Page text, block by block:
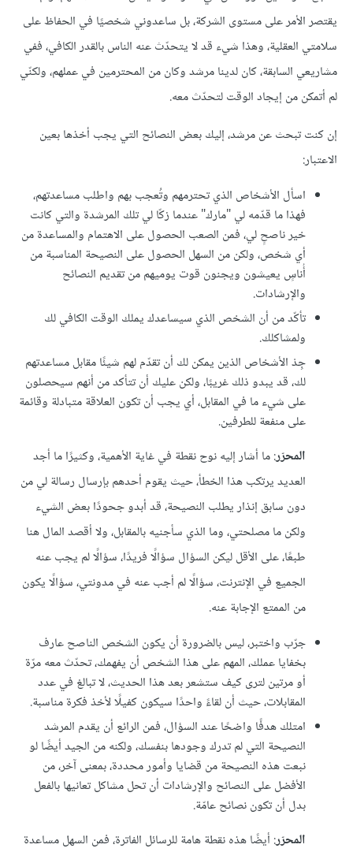
يقتصر الأمر على مستوى الشركة، بل ساعدوني شخصيًا في الحفاظ على
سلامتي العقلية، وهذا شيء قد لا يتحدّث عنه الناس بالقدر الكافي، ففي
مشاريعي السابقة، كان لدينا مرشد وكان من المحترمين في عملهم، ولكنّي
لم أتمكن من إيجاد الوقت لتحدّث معه.
إن كنت تبحث عن مرشد، إليك بعض النصائح التي يجب أخذها بعين
الاعتبار:
اسأل الأشخاص الذي تحترمهم وتُعجب بهم واطلب مساعدتهم،
فهذا ما قدّمه لي "مارك" عندما زكّا لي تلك المرشدة والتي كانت
خير ناصحٍ لي، فمن الصعب الحصول على الاهتمام والمساعدة من
أي شخص، ولكن من السهل الحصول على النصيحة المناسبة من
أُناسٍ يعيشون ويجنون قوت يوميهم من تقديم النصائح
والإرشادات.
تأكّد من أن الشخص الذي سيساعدك يملك الوقت الكافي لك
ولمشاكلك.
جِدْ الأشخاص الذين يمكن لك أن تقدّم لهم شيئًا مقابل مساعدتهم
لك، قد يبدو ذلك غريبًا، ولكن عليك أن تتأكد من أنهم سيحصلون
على شيء ما في المقابل، أي يجب أن تكون العلاقة متبادلة وقائمة
على منفعة للطرفين.
المحرّر: ما أشار إليه نوح نقطة في غاية الأهمية، وكثيرًا ما أجد
العديد يرتكب هذا الخطأ، حيث يقوم أحدهم بإرسال رسالة لي من
دون سابق إنذار يطلب النصيحة، قد أبدو جحودًا بعض الشيء
ولكن ما مصلحتي، وما الذي سأجنيه بالمقابل، ولا أقصد المال هنا
طبعًا، على الأقل ليكن السؤال سؤالًا فريدًا، سؤالًا لم يجب عنه
الجميع في الإنترنت، سؤالًا لم أجب عنه في مدونتي، سؤالًا يكون
من الممتع الإجابة عنه.
جرّب واختبر، ليس بالضرورة أن يكون الشخص الناصح عارف
بخفايا عملك، المهم على هذا الشخص أن يفهمك، تحدّث معه مرّة
أو مرتين لترى كيف ستشعر بعد هذا الحديث، لا تبالغ في عدد
المقابلات، حيث أن لقاءً واحدًا سيكون كفيلًا لأخذ فكرة مناسبة.
امتلك هدفًا واضحًا عند السؤال، فمن الرائع أن يقدم المرشد
النصيحة التي لم تدرك وجودها بنفسك، ولكنه من الجيد أيضًا لو
نبعت هذه النصيحة من قضايا وأمور محددة، بمعنى آخر، من
الأفضل على النصائح والإرشادات أن تحل مشاكل تعانيها بالفعل
بدل أن تكون نصائح عامّة.
المحرّر: أيضًا هذه نقطة هامة للرسائل الفاترة، فمن السهل مساعدة